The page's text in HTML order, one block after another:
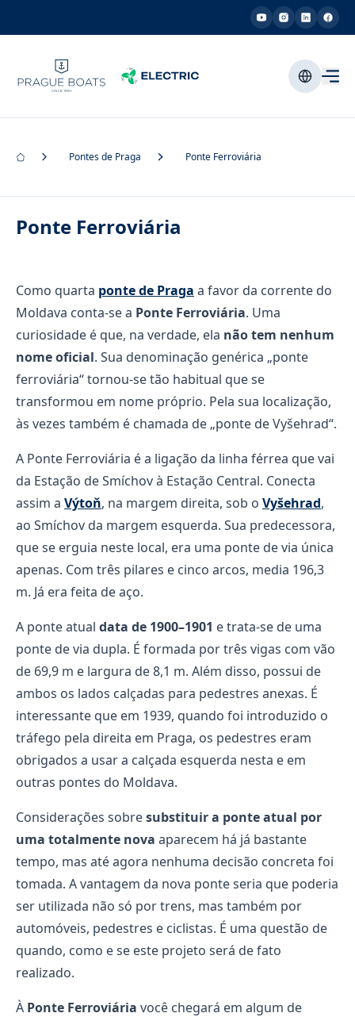
Pontes de Praga Ponte Ferroviária
Ponte Ferroviária
Como quarta ponte de Praga a favor da corrente do
Moldava conta-se a Ponte Ferroviária. Uma
curiosidade é que, na verdade, ela não tem nenhum
nome oficial. Sua denominação genérica „ponte
ferroviária“ tornou-se tão habitual que se
transformou em nome próprio. Pela sua localização,
às vezes também é chamada de „ponte de Vyšehrad“.
A Ponte Ferroviária é a ligação da linha férrea que vai
da Estação de Smíchov à Estação Central. Conecta
assim a Výtoň, na margem direita, sob o Vyšehrad,
ao Smíchov da margem esquerda. Sua predecessora,
que se erguia neste local, era uma ponte de via única
apenas. Com três pilares e cinco arcos, media 196,3
m. Já era feita de aço.
A ponte atual data de 1900–1901 e trata-se de uma
ponte de via dupla. É formada por três vigas com vão
de 69,9 m e largura de 8,1 m. Além disso, possui de
ambos os lados calçadas para pedestres anexas. É
interessante que em 1939, quando foi introduzido o
tráfego pela direita em Praga, os pedestres eram
obrigados a usar a calçada esquerda nesta e em
outras pontes do Moldava.
Considerações sobresubstituir a ponte atual por
uma totalmente nova aparecem há já bastante
tempo, mas até agora nenhuma decisão concreta foi
tomada. A vantagem da nova ponte seria que poderia
ser utilizada não só por trens, mas também por
automóveis, pedestres e ciclistas. É uma questão de
quando, como e se este projeto será de fato
realizado.
À Ponte Ferroviária você chegará em algum de